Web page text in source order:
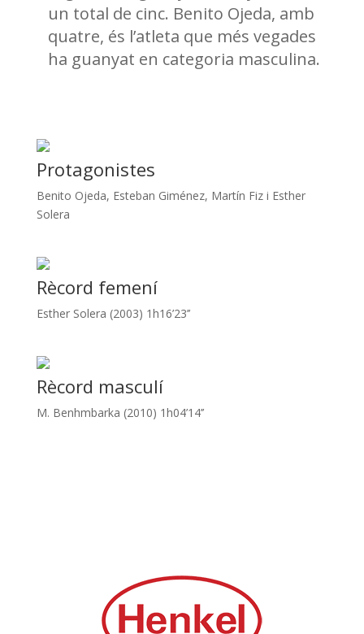
un total de cinc. Benito Ojeda, amb
quatre, és l’atleta que més vegades
ha guanyat en categoria masculina.
Protagonistes
Benito Ojeda, Esteban Giménez, Martín Fiz i Esther
Solera
Rècord femení
Esther Solera (2003) 1h16’23’’
Rècord masculí
M. Benhmbarka (2010) 1h04’14’’